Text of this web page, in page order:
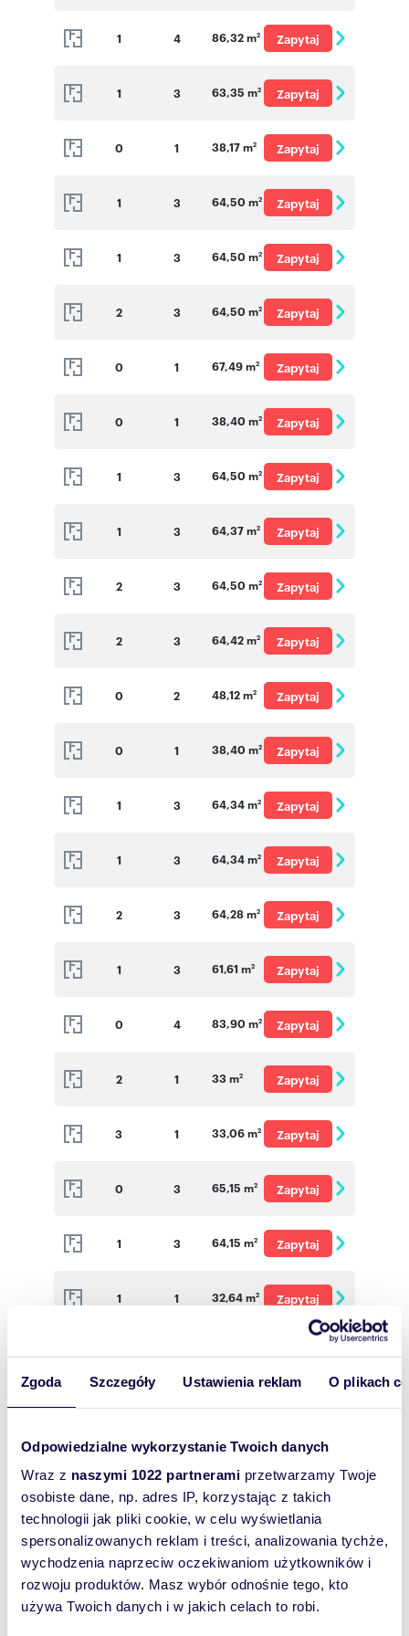
Zgoda Szczegóły Ustawienia reklam O plikach
Odpowiedzialne wykorzystanie Twoich danych
Wraz z naszymi 1022 partnerami przetwarzamy Twoje
osobiste dane, np. adres IP, korzystając z takich
technologii jak pliki cookie, w celu wyświetlania
spersonalizowanych reklam i treści, analizowania tychże,
wychodzenia naprzeciw oczekiwaniom użytkowników i
rozwoju produktów. Masz wybór odnośnie tego, kto
używa Twoich danych i w jakich celach to robi.
1 4 86,32 m2
Zapytaj
1 3 63,35 m2
Zapytaj
0 1 38,17 m2
Zapytaj
1 3 64,50 m2
Zapytaj
1 3 64,50 m2
Zapytaj
2 3 64,50 m2
Zapytaj
0 1 67,49 m2
Zapytaj
0 1 38,40 m2
Zapytaj
1 3 64,50 m2
Zapytaj
1 3 64,37 m2
Zapytaj
2 3 64,50 m2
Zapytaj
2 3 64,42 m2
Zapytaj
0 2 48,12 m2
Zapytaj
0 1 38,40 m2
Zapytaj
1 3 64,34 m2
Zapytaj
1 3 64,34 m2
Zapytaj
2 3 64,28 m2
Zapytaj
1 3 61,61 m2
Zapytaj
0 4 83,90 m2
Zapytaj
2 1 33 m2
Zapytaj
3 1 33,06 m2
Zapytaj
0 3 65,15 m2
Zapytaj
1 3 64,15 m2
Zapytaj
1 1 32,64 m2
Zapytaj
o cenę
Zapytaj
o cenę
4 1 32,46 m
Zapytaj
o cenę
1 3 63,64 m
Zapytaj
o cenę
2 32,82 m 2
Zapytaj
o cenę